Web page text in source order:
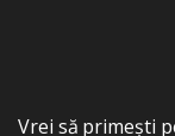
Vrei să primești